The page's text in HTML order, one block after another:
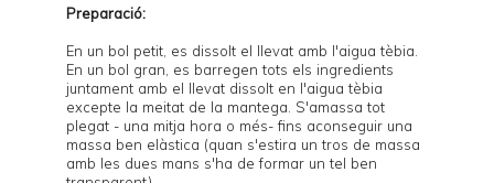
Preparació:
En un bol petit, es dissolt el llevat amb l'aigua tèbia.
En un bol gran, es barregen tots els ingredients
juntament amb el llevat dissolt en l'aigua tèbia
excepte la meitat de la mantega. S'amassa tot
plegat - una mitja hora o més- fins aconseguir una
massa ben elàstica (quan s'estira un tros de massa
amb les dues mans s'ha de formar un tel ben